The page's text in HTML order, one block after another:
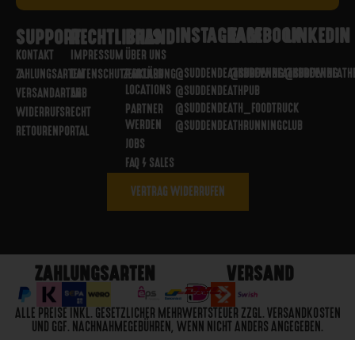
SUPPORT
KONTAKT
ZAHLUNGSARTEN
VERSANDARTEN
WIDERRUFSRECHT
RETOURENPORTAL
RECHTLICHES
IMPRESSUM
DATENSCHUTZERKLÄRUNG
AGB
BRAND
ÜBER UNS
PARTNER
LOCATIONS
PARTNER
WERDEN
JOBS
FAQ / SALES
INSTAGRAM
@SUDDENDEATHBREWING
@SUDDENDEATHPUB
@SUDDENDEATH_FOODTRUCK
@SUDDENDEATHRUNNINGCLUB
FACEBOOK
@SUDDENDEATHBREWING
LINKEDIN
VERTRAG WIDERRUFEN
ZAHLUNGSARTEN VERSAND
ALLE PREISE INKL. GESETZLICHER MEHRWERTSTEUER ZZGL. VERSANDKOSTEN
UND GGF. NACHNAHMEGEBÜHREN, WENN NICHT ANDERS ANGEGEBEN.